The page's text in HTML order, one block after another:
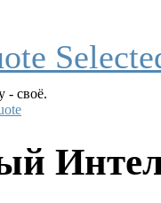
- своё.